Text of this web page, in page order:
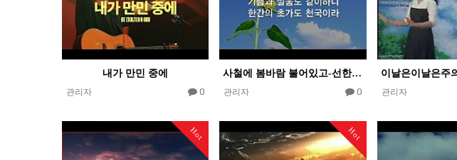
내가 만민 중에
관리자 0
사철에 봄바람 불어있고-선한 목자 되신 주
관리자 0 관리자
Hot Hot